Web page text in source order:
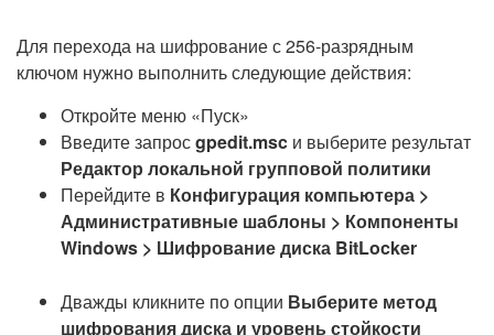
Для перехода на шифрование с 256-разрядным
ключом нужно выполнить следующие действия:
Откройте меню «Пуск»
Введите запросgpedit.msc и выберите результат
Редактор локальной групповой политики
Перейдите в Конфигурация компьютера >
Административные шаблоны > Компоненты
Windows > Шифрование диска BitLocker
Дважды кликните по опции Выберите метод
шифрования диска и уровень стойкости